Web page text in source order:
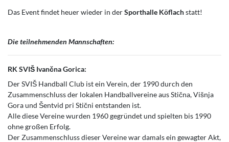
Das Event findet heuer wieder in derSporthalle Köflachstatt!
Die teilnehmenden Mannschaften:
RK SVIŠ Ivančna Gorica:
Der SVIŠ Handball Club ist ein Verein, der 1990 durch den
Zusammenschluss der lokalen Handballvereine aus Stična, Višnja
Gora und Šentvid pri Stični entstanden ist.
Alle diese Vereine wurden 1960 gegründet und spielten bis 1990
ohne großen Erfolg.
Der Zusammenschluss dieser Vereine war damals ein gewagter Akt,